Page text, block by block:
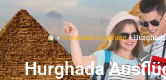
»Hurghada Ausflüge»
Hurghada